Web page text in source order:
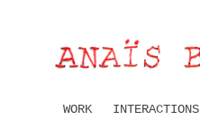
WORK INTERACTIONS